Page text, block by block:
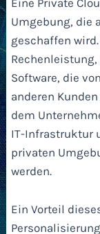
Eine Private
Umgebung, die
geschaffen
Software, die
anderen
dem
IT-Infrastruktur
privaten
werden.
Ein Vorteil